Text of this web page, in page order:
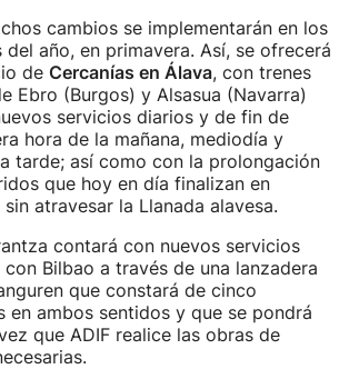
cambios se implementarán en los
del año, en primavera. Así, se ofrecerá
de Cercanías en Álava, con trenes
Ebro (Burgos) y Alsasua (Navarra)
servicios diarios y de fin de
hora de la mañana, mediodía y
tarde; así como con la prolongación
que hoy en día finalizan en
atravesar la Llanada alavesa.
contará con nuevos servicios
Bilbao a través de una lanzadera
que constará de cinco
en ambos sentidos y que se pondrá
que ADIF realice las obras de